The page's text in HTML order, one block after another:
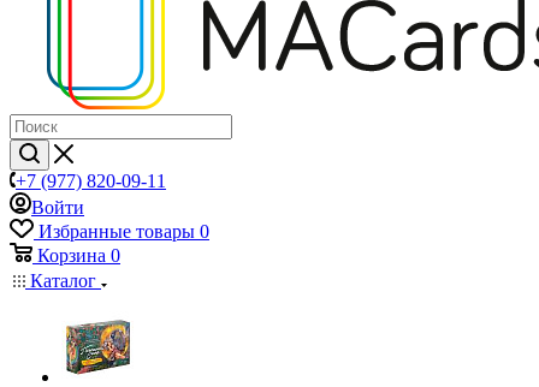
+7 (977) 820-09-11
Войти
Избранные товары 0
Корзина 0
Каталог